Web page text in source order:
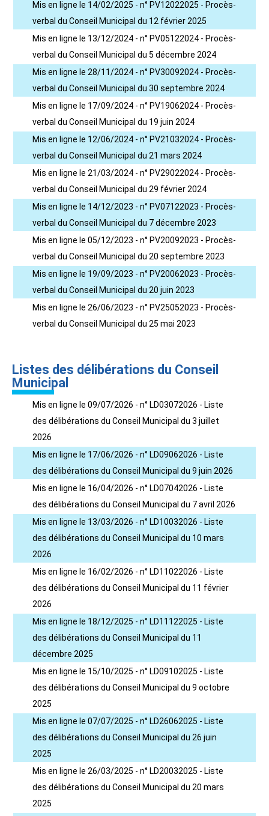
Mis en ligne le 14/02/2025 - n° PV12022025 - Procès-
verbal du Conseil Municipal du 12 février 2025
Mis en ligne le 13/12/2024 - n° PV05122024 - Procès-
verbal du Conseil Municipal du 5 décembre 2024
Mis en ligne le 28/11/2024 - n° PV30092024 - Procès-
verbal du Conseil Municipal du 30 septembre 2024
Mis en ligne le 17/09/2024 - n° PV19062024 - Procès-
verbal du Conseil Municipal du 19 juin 2024
Mis en ligne le 12/06/2024 - n° PV21032024 - Procès-
verbal du Conseil Municipal du 21 mars 2024
Mis en ligne le 21/03/2024 - n° PV29022024 - Procès-
verbal du Conseil Municipal du 29 février 2024
Mis en ligne le 14/12/2023 - n° PV07122023 - Procès-
verbal du Conseil Municipal du 7 décembre 2023
Mis en ligne le 05/12/2023 - n° PV20092023 - Procès-
verbal du Conseil Municipal du 20 septembre 2023
Mis en ligne le 19/09/2023 - n° PV20062023 - Procès-
verbal du Conseil Municipal du 20 juin 2023
Mis en ligne le 26/06/2023 - n° PV25052023 - Procès-
verbal du Conseil Municipal du 25 mai 2023
Listes des délibérations du Conseil
Municipal
Mis en ligne le 09/07/2026 - n° LD03072026 - Liste
des délibérations du Conseil Municipal du 3 juillet
2026
Mis en ligne le 17/06/2026 - n° LD09062026 - Liste
des délibérations du Conseil Municipal du 9 juin 2026
Mis en ligne le 16/04/2026 - n° LD07042026 - Liste
des délibérations du Conseil Municipal du 7 avril 2026
Mis en ligne le 13/03/2026 - n° LD10032026 - Liste
des délibérations du Conseil Municipal du 10 mars
2026
Mis en ligne le 16/02/2026 - n° LD11022026 - Liste
des délibérations du Conseil Municipal du 11 février
2026
Mis en ligne le 18/12/2025 - n° LD11122025 - Liste
des délibérations du Conseil Municipal du 11
décembre 2025
Mis en ligne le 15/10/2025 - n° LD09102025 - Liste
des délibérations du Conseil Municipal du 9 octobre
2025
Mis en ligne le 07/07/2025 - n° LD26062025 - Liste
des délibérations du Conseil Municipal du 26 juin
2025
Mis en ligne le 26/03/2025 - n° LD20032025 - Liste
des délibérations du Conseil Municipal du 20 mars
2025